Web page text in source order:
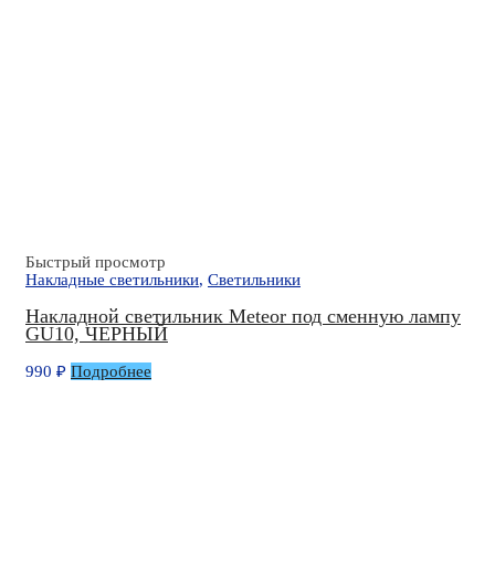
Быстрый просмотр
Накладные светильники, Светильники
Накладной светильник Meteor под сменную лампу
GU10, ЧЕРНЫЙ
990 ₽ Подробнее